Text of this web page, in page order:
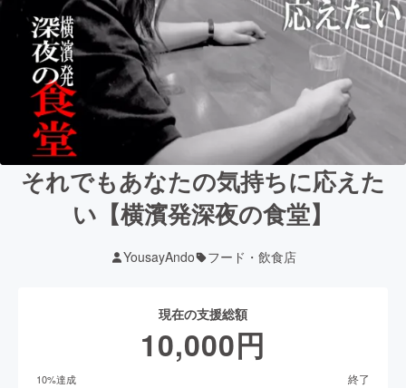
それでもあなたの気持ちに応えた
い【横濱発深夜の食堂】
YousayAndo フード・飲食店
現在の支援総額
10,000円
10%達成 終了